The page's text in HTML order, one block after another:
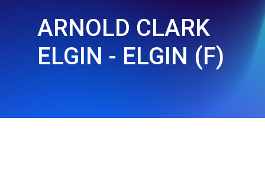
ARNOLD CLARK
ELGIN - ELGIN (F)